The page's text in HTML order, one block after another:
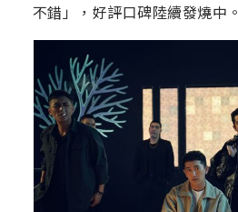
不錯」，好評口碑陸續發燒中。